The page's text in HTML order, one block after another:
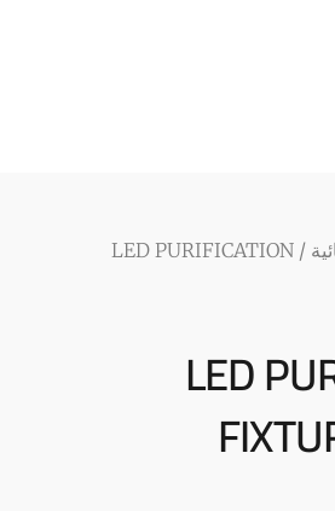
/ LED PURIFICATION
LED